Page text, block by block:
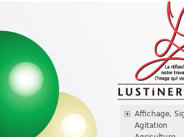
Affichage,
Agitation